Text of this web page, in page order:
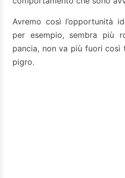
Avremo così l’opportunità
per esempio, sembra più
pancia, non va più fuori
pigro.